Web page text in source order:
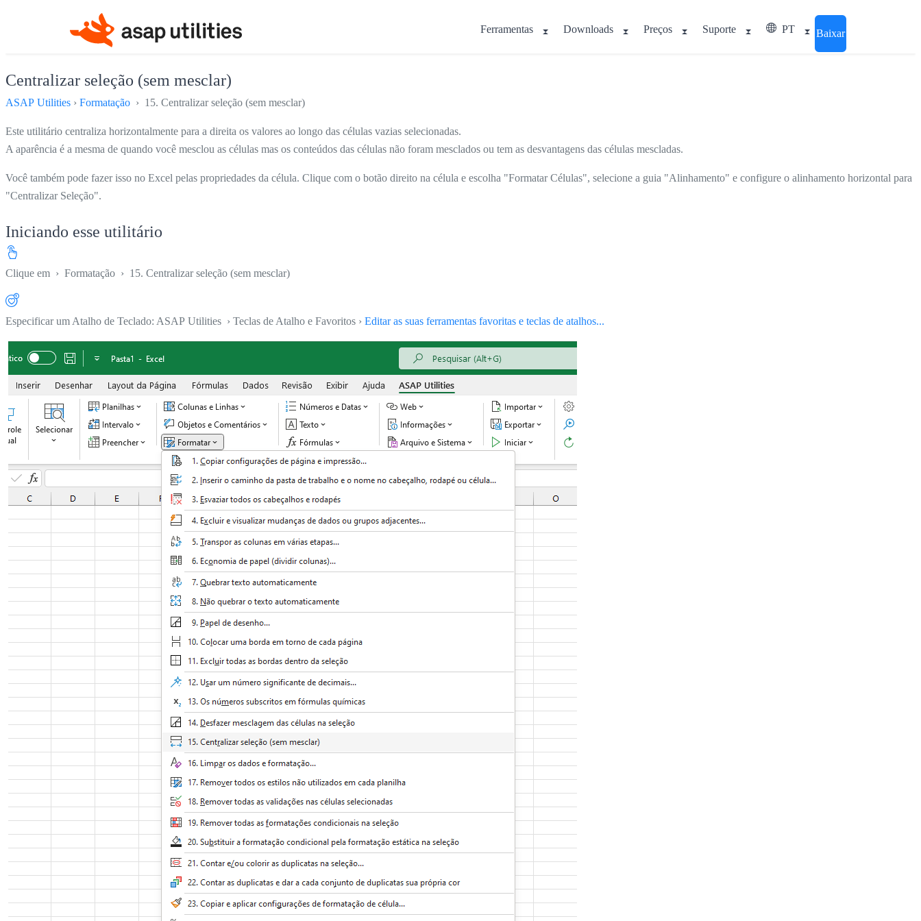
Ferramentas Downloads Preços Suporte PT Baixar
Centralizar seleção (sem mesclar)
ASAP Utilities › Formatação › 15. Centralizar seleção (sem mesclar)
Este utilitário centraliza horizontalmente para a direita os valores ao longo das células vazias selecionadas.
A aparência é a mesma de quando você mesclou as células mas os conteúdos das células não foram mesclados ou tem as desvantagens das células mescladas.
Você também pode fazer isso no Excel pelas propriedades da célula. Clique com o botão direito na célula e escolha "Formatar Células", selecione a guia "Alinhamento" e configure o alinhamento horizontal para
"Centralizar Seleção".
Iniciando esse utilitário
Clique em › Formatação › 15. Centralizar seleção (sem mesclar)
Especificar um Atalho de Teclado: ASAP Utilities › Teclas de Atalho e Favoritos › Editar as suas ferramentas favoritas e teclas de atalhos...